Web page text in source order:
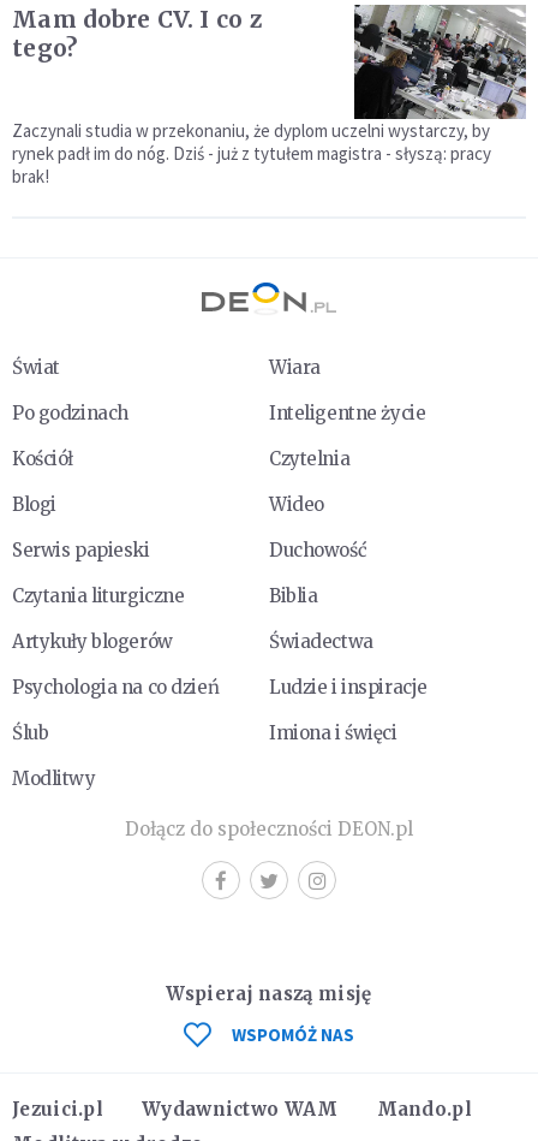
Mam dobre CV. I co z
tego?
Zaczynali studia w przekonaniu, że dyplom uczelni wystarczy, by
rynek padł im do nóg. Dziś - już z tytułem magistra - słyszą: pracy
brak!
Świat
Wiara
Po godzinach
Inteligentne życie
Kościół
Czytelnia
Blogi
Wideo
Serwis papieski
Duchowość
Czytania liturgiczne
Biblia
Artykuły blogerów
Świadectwa
Psychologia na co dzień
Ludzie i inspiracje
Ślub
Imiona i święci
Modlitwy
Dołącz do społeczności DEON.pl
Jezuici.pl Wydawnictwo WAM
Mando.pl
Wspieraj naszą misję
WSPOMÓŻ NAS